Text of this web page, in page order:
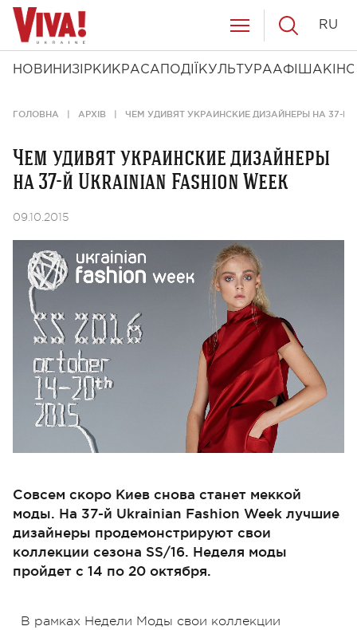
НОВИНИ ЗІРКИ КРАСА ПОДІЇ КУЛЬТУРААФІША КІНО
RU
ГОЛОВНА АРХІВ ЧЕМ УДИВЯТ УКРАИНСКИЕ ДИЗАЙНЕРЫ НА 37-Й
Чем удивят украинские дизайнеры
на 37-й Ukrainian Fashion Week
09.10.2015
Совсем скоро Киев снова станет меккой
моды. На 37-й Ukrainian Fashion Week лучшие
дизайнеры продемонстрируют свои
коллекции сезона SS/16. Неделя моды
пройдет с 14 по 20 октября.
В рамках Недели Моды свои коллекции